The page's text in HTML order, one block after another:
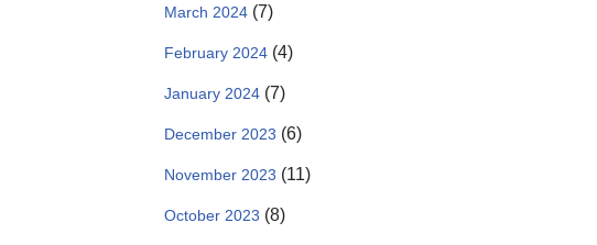
March 2024 (7)
February 2024 (4)
January 2024 (7)
December 2023 (6)
November 2023 (11)
October 2023 (8)